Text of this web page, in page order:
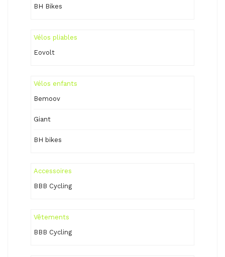
BH Bikes
Vélos pliables
Eovolt
Vélos enfants
Bemoov
Giant
BH bikes
Accessoires
BBB Cycling
Vêtements
BBB Cycling